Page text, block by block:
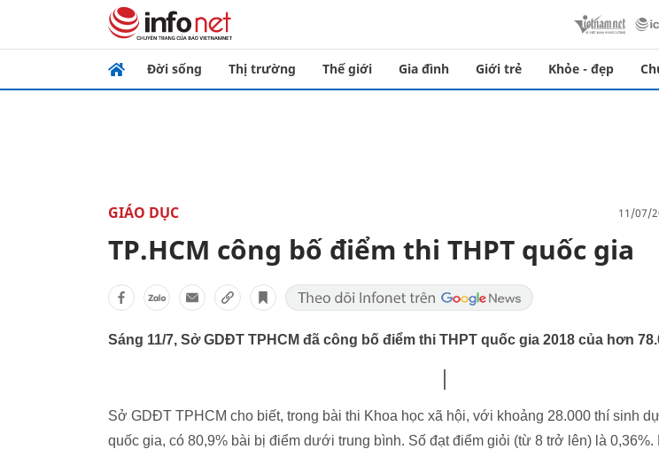
Đời sống Thị trường Thế giới Gia đình Giới trẻ Khỏe - đẹp
GIÁO DỤC 11/07/
TP.HCM công bố điểm thi THPT quốc gia
Sáng 11/7, Sở GDĐT TPHCM đã công bố điểm thi THPT quốc gia 2018 của hơn
Sở GDĐT TPHCM cho biết, trong bài thi Khoa học xã hội, với khoảng 28.000 thí sinh
quốc gia, có 80,9% bài bị điểm dưới trung bình. Số đạt điểm giỏi (từ 8 trở lên) là